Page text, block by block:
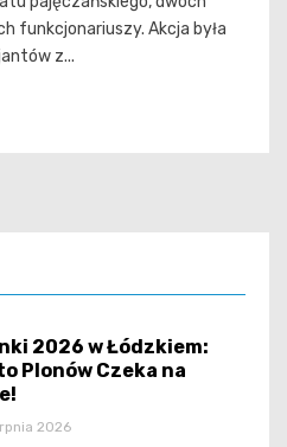
funkcjonariuszy. Akcja była
z...
2026 w Łódzkiem:
Plonów Czeka na
2026